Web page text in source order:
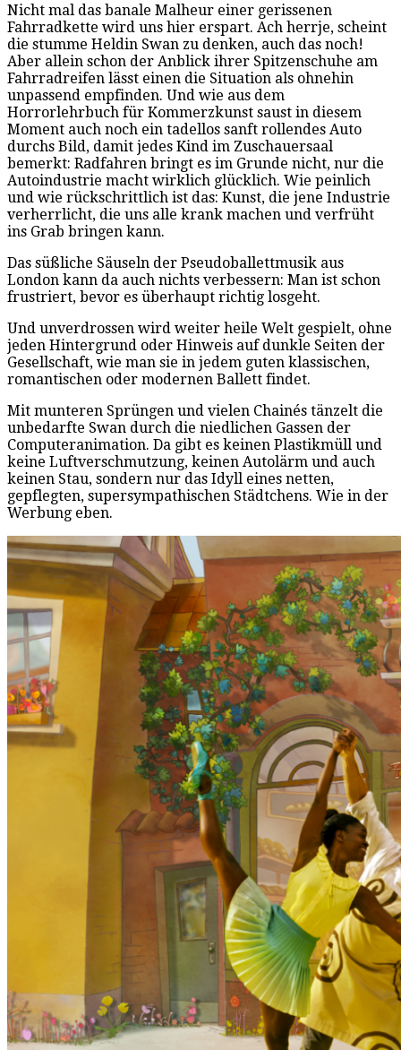
Nicht mal das banale Malheur einer gerissenen
Fahrradkette wird uns hier erspart. Ach herrje, scheint
die stumme Heldin Swan zu denken, auch das noch!
Aber allein schon der Anblick ihrer Spitzenschuhe am
Fahrradreifen lässt einen die Situation als ohnehin
unpassend empfinden. Und wie aus dem
Horrorlehrbuch für Kommerzkunst saust in diesem
Moment auch noch ein tadellos sanft rollendes Auto
durchs Bild, damit jedes Kind im Zuschauersaal
bemerkt: Radfahren bringt es im Grunde nicht, nur die
Autoindustrie macht wirklich glücklich. Wie peinlich
und wie rückschrittlich ist das: Kunst, die jene Industrie
verherrlicht, die uns alle krank machen und verfrüht
ins Grab bringen kann.
Das süßliche Säuseln der Pseudoballettmusik aus
London kann da auch nichts verbessern: Man ist schon
frustriert, bevor es überhaupt richtig losgeht.
Und unverdrossen wird weiter heile Welt gespielt, ohne
jeden Hintergrund oder Hinweis auf dunkle Seiten der
Gesellschaft, wie man sie in jedem guten klassischen,
romantischen oder modernen Ballett findet.
Mit munteren Sprüngen und vielen Chainés tänzelt die
unbedarfte Swan durch die niedlichen Gassen der
Computeranimation. Da gibt es keinen Plastikmüll und
keine Luftverschmutzung, keinen Autolärm und auch
keinen Stau, sondern nur das Idyll eines netten,
gepflegten, supersympathischen Städtchens. Wie in der
Werbung eben.